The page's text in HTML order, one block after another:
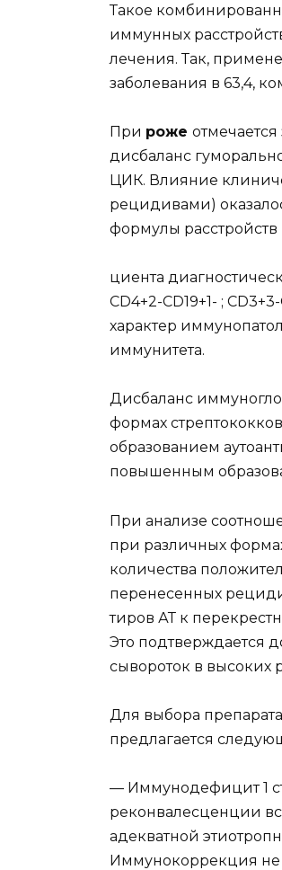
Такое
иммунных
лечения. Так,
заболевания в 63,4,
При роже
дисбаланс
ЦИК. Влияние
рецидивами)
формулы
циента
CD4+2-CD19+1- ;
характер
иммунитета.
Дисбаланс
формах
образованием
повышенным
При анализе
при различных
количества
перенесенных
тиров АТ к
Это подтверждается
сывороток в высоких
Для выбора
предлагается
— Иммунодефицит 1
реконвалесценции
адекватной
Иммунокоррекция не